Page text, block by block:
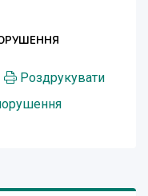
Роздрукувати